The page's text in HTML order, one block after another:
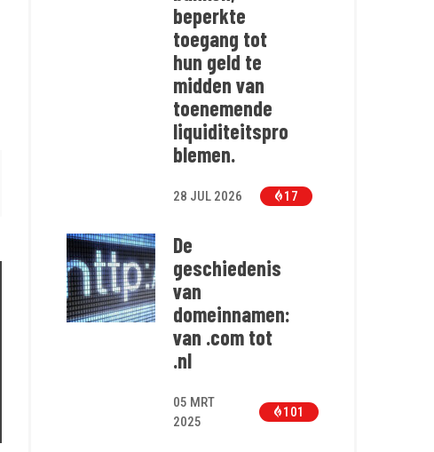
beperkte
toegang tot
hun geld te
midden van
toenemende
liquiditeitspro
blemen.
28 JUL 2026 17
De
geschiedenis
van
domeinnamen:
van .com tot
.nl
05 MRT
2025
101